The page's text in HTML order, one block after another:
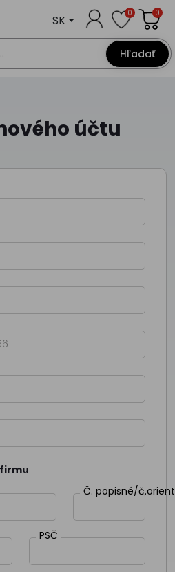
Hľadať
SK 0 0
účtu
Č. popisné/
PSČ